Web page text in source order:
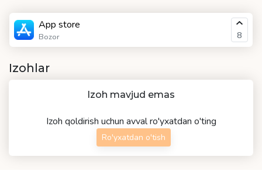
App store
Bozor 8
Izohlar
Izoh mavjud emas
Izoh qoldirish uchun avval ro'yxatdan o'ting
Ro'yxatdan o'tish